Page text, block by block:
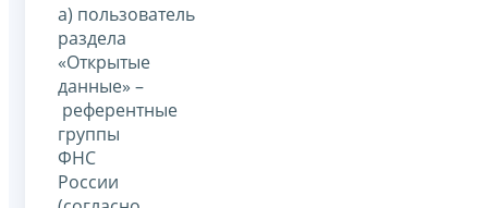
а) пользователь
раздела
«Открытые
данные» –
референтные
группы
ФНС
России